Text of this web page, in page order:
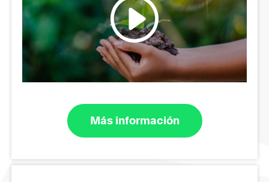
Más información